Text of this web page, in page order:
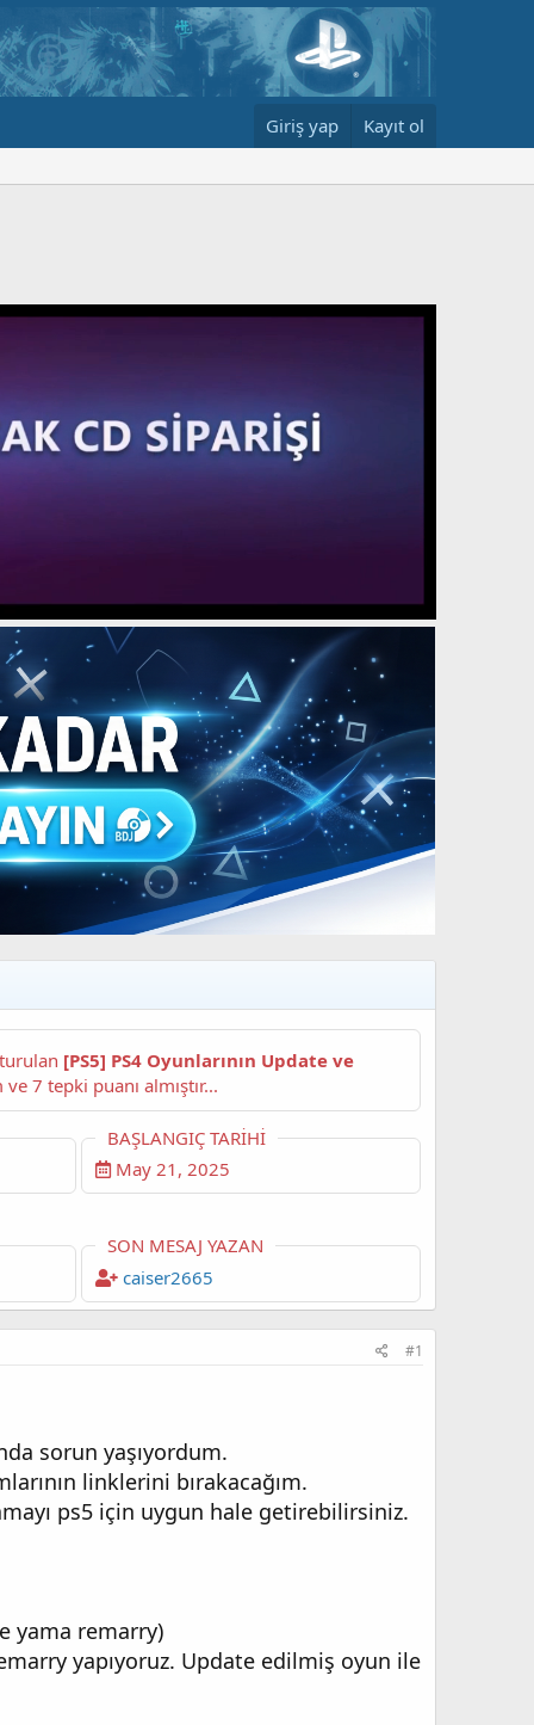
Giriş yap Kayıt ol
oluşturulan [PS5] PS4 Oyunlarının Update ve
Bu konu şimdiye dek 3,942 kez görüntülenmiş, 9 yorum ve 7 tepki puanı almıştır...
BAŞLANGIÇ TARIHI
May 21, 2025
SON MESAJ YAZAN
caiser2665
#1
sorun yaşıyordum.
linklerini bırakacağım.
ps5 için uygun hale getirebilirsiniz.
yama remarry)
yapıyoruz. Update edilmiş oyun ile